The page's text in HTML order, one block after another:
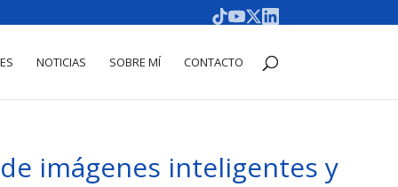
NOTICIAS SOBRE MÍ CONTACTO
imágenes inteligentes y